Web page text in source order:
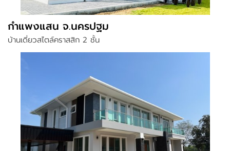
กำแพงแสน จ.นครปฐม
บ้านเดี่ยวสไตล์คราสสิก 2 ชั้น